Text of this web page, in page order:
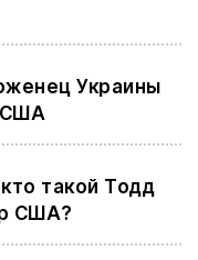
Украины
США
такой Тодд
США?